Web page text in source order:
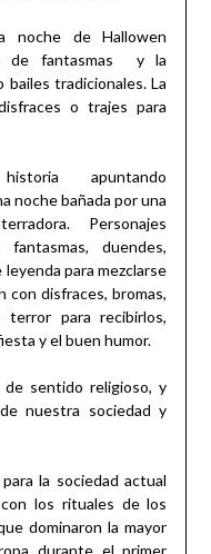
noche de Hallowen
de fantasmas y la
bailes tradicionales. La
o trajes para
apuntando
noche bañada por una
Personajes
duendes,
para mezclarse
con disfraces, bromas,
terror para recibirlos,
y el buen humor.
sentido religioso, y
nuestra sociedad y
la sociedad actual
los rituales de los
dominaron la mayor
durante el primer